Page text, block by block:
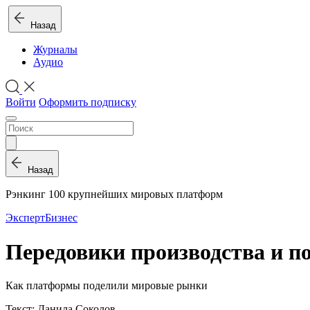
Назад
Журналы
Аудио
Войти Оформить подписку
Назад
Рэнкинг 100 крупнейших мировых платформ
ЭкспертБизнес
Передовики производства и
Как платформы поделили мировые рынки